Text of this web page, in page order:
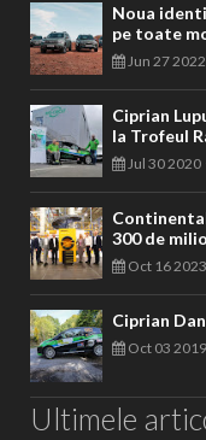
Noua
pe toate
Jun 27 2022
Ciprian
la Trofeul
Jul 30 2020
300 de
Oct 16 2023
Ciprian
Oct 03 2019
Ultimele